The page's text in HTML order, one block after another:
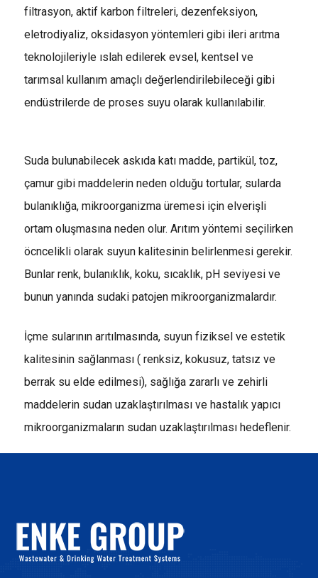
filtrasyon, aktif karbon filtreleri, dezenfeksiyon,
eletrodiyaliz, oksidasyon yöntemleri gibi ileri arıtma
teknolojileriyle ıslah edilerek evsel, kentsel ve
tarımsal kullanım amaçlı değerlendirilebileceği gibi
endüstrilerde de proses suyu olarak kullanılabilir.
Suda bulunabilecek askıda katı madde, partikül, toz,
çamur gibi maddelerin neden olduğu tortular, sularda
bulanıklığa, mikroorganizma üremesi için elverişli
ortam oluşmasına neden olur. Arıtım yöntemi seçilirken
öcncelikli olarak suyun kalitesinin belirlenmesi gerekir.
Bunlar renk, bulanıklık, koku, sıcaklık, pH seviyesi ve
bunun yanında sudaki patojen mikroorganizmalardır.
İçme sularının arıtılmasında, suyun fiziksel ve estetik
kalitesinin sağlanması ( renksiz, kokusuz, tatsız ve
berrak su elde edilmesi), sağlığa zararlı ve zehirli
maddelerin sudan uzaklaştırılması ve hastalık yapıcı
mikroorganizmaların sudan uzaklaştırılması hedeflenir.